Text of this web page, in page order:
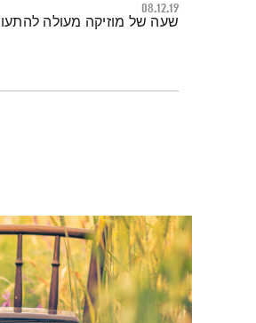
08.12.19
תמצית הפודקאסט
שעה של מוזיקה מעולה